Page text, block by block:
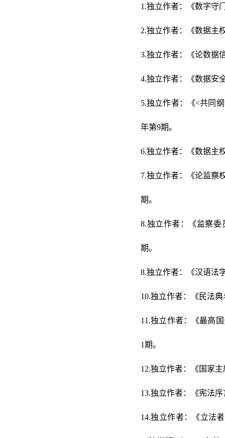
1.独立作者：《数字守
2.独立作者：《数据主
3.独立作者：《论数据
4.独立作者：《数据安
5.独立作者：《<共同
年第9期。
6.独立作者：《数据主
7.独立作者：《论监察
期。
8.独立作者：《监察委
期。
8.独立作者：《汉语法
10.独立作者：《民法
11.独立作者：《最高
1期。
12.独立作者：《国家
13.独立作者：《宪法
14.独立作者：《立法